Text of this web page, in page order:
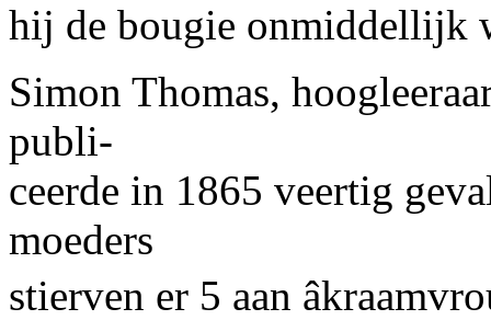
hij de bougie onmiddellijk
Simon Thomas,
publi-
ceerde in 1865 veertig
moeders
stierven er 5 aan